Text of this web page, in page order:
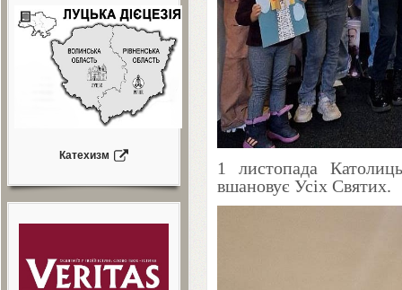
Катехизм
1 листопада
вшановує Усіх Святих.